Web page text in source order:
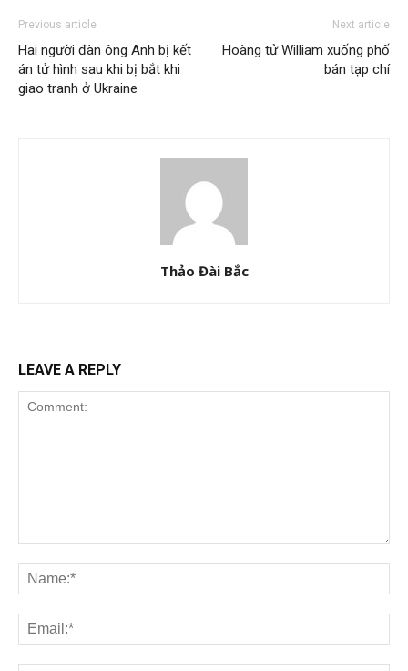
Previous article
Hai người đàn ông Anh bị kết
án tử hình sau khi bị bắt khi
giao tranh ở Ukraine
Next article
Hoàng tử William xuống phố
bán tạp chí
Thảo Đài Bắc
LEAVE A REPLY